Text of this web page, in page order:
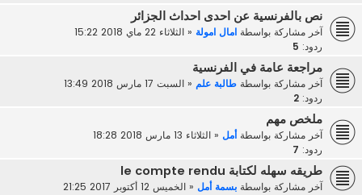
نص بالفرنسية عن احدى احداث الجزائر
آخر مشاركة بواسطة امال امولة « الثلاثاء 22 ماي 2018 15:22
ردود: 5
مراجعة عامة في الفرنسية
آخر مشاركة بواسطة طالبة علم « السبت 17 مارس 2018 13:49
ردود: 2
ملخص مهم
آخر مشاركة بواسطةأمل « الثلاثاء 13 مارس 2018 18:28
ردود: 7
طريقه سهله لكتابة le compte rendu
آخر مشاركة بواسطة بسمة أمل « الخميس 12 أكتوبر 2017 21:25